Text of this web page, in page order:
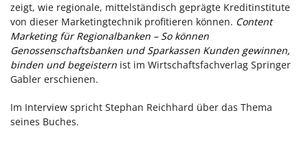
zeigt, wie regionale, mittelständisch geprägte Kreditinstitute
von dieser Marketingtechnik profitieren können. Content
Marketing für Regionalbanken – So können
Genossenschaftsbanken und Sparkassen Kunden gewinnen,
binden und begeistern ist im Wirtschaftsfachverlag Springer
Gabler erschienen.
Im Interview spricht Stephan Reichhard über das Thema
seines Buches.